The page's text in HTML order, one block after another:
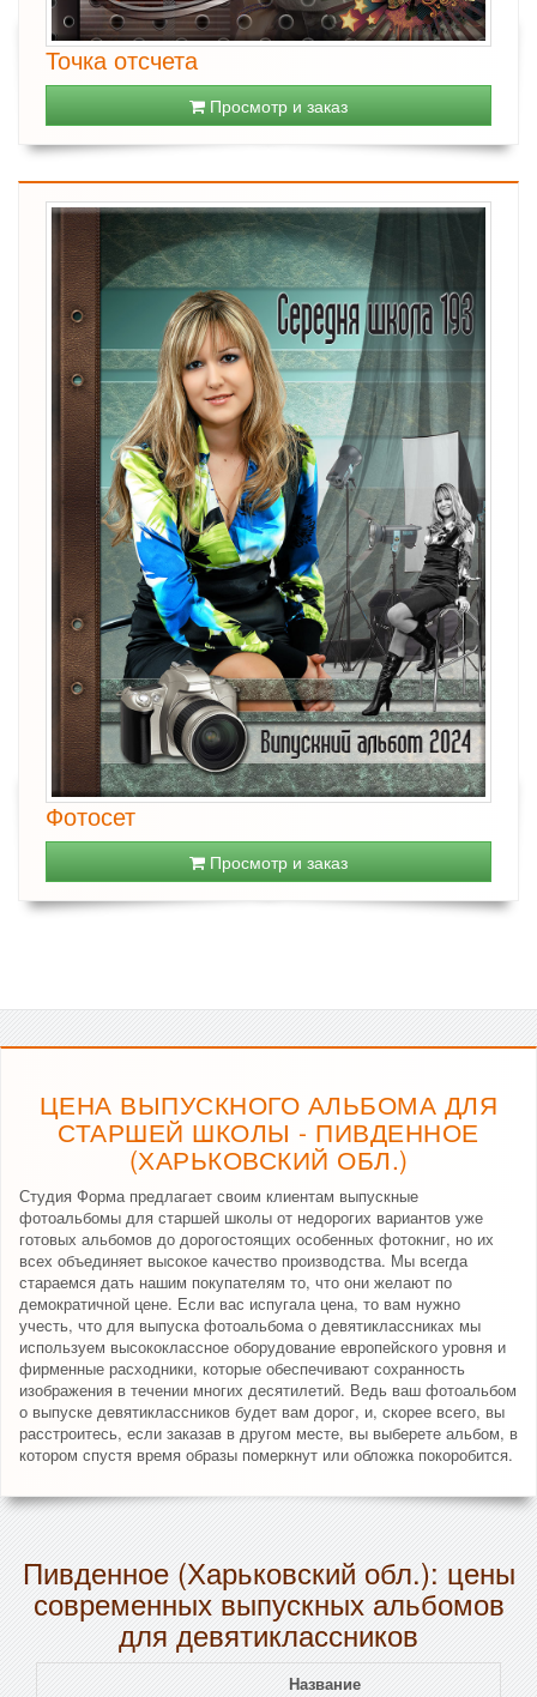
Точка отсчета
Просмотр и заказ
Фотосет
Просмотр и заказ
ЦЕНА ВЫПУСКНОГО АЛЬБОМА ДЛЯ
СТАРШЕЙ ШКОЛЫ - ПИВДЕННОЕ
(ХАРЬКОВСКИЙ ОБЛ.)
Студия Форма предлагает своим клиентам выпускные
фотоальбомы для старшей школы от недорогих вариантов уже
готовых альбомов до дорогостоящих особенных фотокниг, но их
всех объединяет высокое качество производства. Мы всегда
стараемся дать нашим покупателям то, что они желают по
демократичной цене. Если вас испугала цена, то вам нужно
учесть, что для выпуска фотоальбома о девятиклассниках мы
используем высококлассное оборудование европейского уровня и
фирменные расходники, которые обеспечивают сохранность
изображения в течении многих десятилетий. Ведь ваш фотоальбом
о выпуске девятиклассников будет вам дорог, и, скорее всего, вы
расстроитесь, если заказав в другом месте, вы выберете альбом, в
котором спустя время образы померкнут или обложка покоробится.
Пивденное (Харьковский обл.): цены
современных выпускных альбомов
для девятиклассников
Название